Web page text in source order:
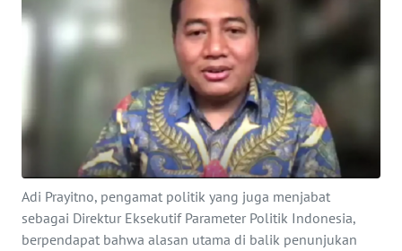
Adi Prayitno, pengamat politik yang juga menjabat
sebagai Direktur Eksekutif Parameter Politik Indonesia,
berpendapat bahwa alasan utama di balik penunjukan
KESEHATAN
INTERNASIONAL
SERBA-SERBI
PENDIDIKAN
OLAHRAGA